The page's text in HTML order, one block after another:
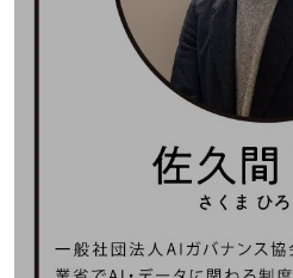
おすすめの機種、料金やサービスをご紹介